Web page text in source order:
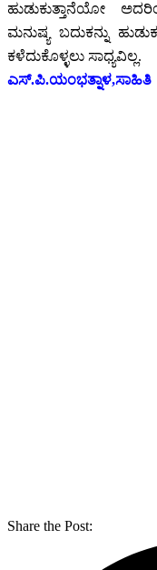
ಹುಡುಕುತ್ತಾನೆಯೋ
ಮನುಷ್ಯ ಬದುಕನ್ನು
ಕಳೆದುಕೊಳ್ಳಲು ಸಾಧ್ಯವಿಲ್ಲ.
ಎಸ್.ಪಿ.ಯಂಭತ್ನಾಳ,ಸಾಹಿತಿ
Share the Post: